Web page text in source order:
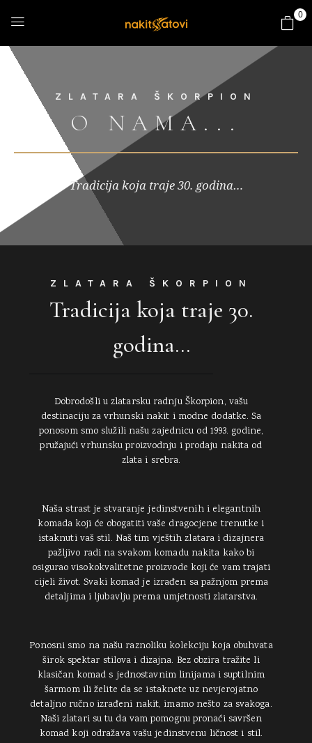
0
ZLATARA ŠKORPION
O NAMA...
Tradicija koja traje 30. godina…
ZLATARA ŠKORPION
Tradicija koja traje 30.
godina...
Dobrodošli u zlatarsku radnju Škorpion, vašu
destinaciju za vrhunski nakit i modne dodatke. Sa
ponosom smo služili našu zajednicu od 1993. godine,
pružajući vrhunsku proizvodnju i prodaju nakita od
zlata i srebra.
Naša strast je stvaranje jedinstvenih i elegantnih
komada koji će obogatiti vaše dragocjene trenutke i
istaknuti vaš stil. Naš tim vještih zlatara i dizajnera
pažljivo radi na svakom komadu nakita kako bi
osigurao visokokvalitetne proizvode koji će vam trajati
cijeli život. Svaki komad je izrađen sa pažnjom prema
detaljima i ljubavlju prema umjetnosti zlatarstva.
Ponosni smo na našu raznoliku kolekciju koja obuhvata
širok spektar stilova i dizajna. Bez obzira tražite li
klasičan komad s jednostavnim linijama i suptilnim
šarmom ili želite da se istaknete uz nevjerojatno
detaljno ručno izrađeni nakit, imamo nešto za svakoga.
Naši zlatari su tu da vam pomognu pronaći savršen
komad koji odražava vašu jedinstvenu ličnost i stil.